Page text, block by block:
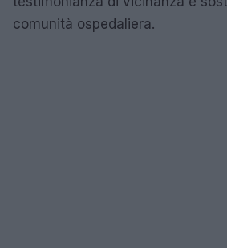
comunità ospedaliera.